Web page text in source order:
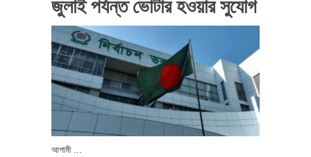
আগামী ...